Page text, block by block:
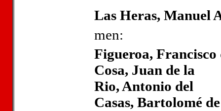
Las Heras, Manuel
men:
Figueroa, Francisco
Cosa, Juan de la
Rio, Antonio del
Casas, Bartolomé